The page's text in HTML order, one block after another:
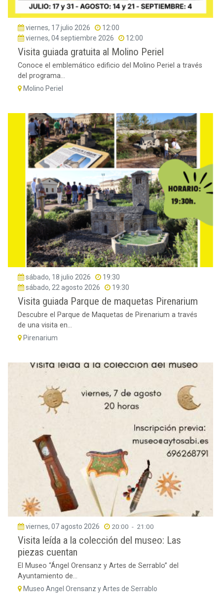
viernes, 17 julio 2026
12:00
viernes, 04 septiembre 2026
12:00
Visita guiada gratuita al Molino Periel
Conoce el emblemático edificio del Molino Periel a través
del programa...
Molino Periel
sábado, 18 julio 2026
19:30
sábado, 22 agosto 2026
19:30
Visita guiada Parque de maquetas Pirenarium
Descubre el Parque de Maquetas de Pirenarium a través
de una visita en...
Pirenarium
viernes, 07 agosto 2026 20:00 - 21:00
Visita leída a la colección del museo: Las
piezas cuentan
El Museo “Ángel Orensanz y Artes de Serrablo” del
Ayuntamiento de...
Museo Angel Orensanz y Artes de Serrablo